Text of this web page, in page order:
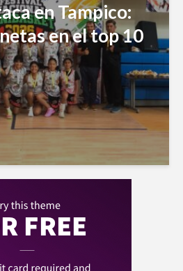
en Tampico:
en el top 10